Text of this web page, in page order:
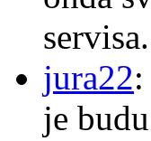
servisa.
jura22
je